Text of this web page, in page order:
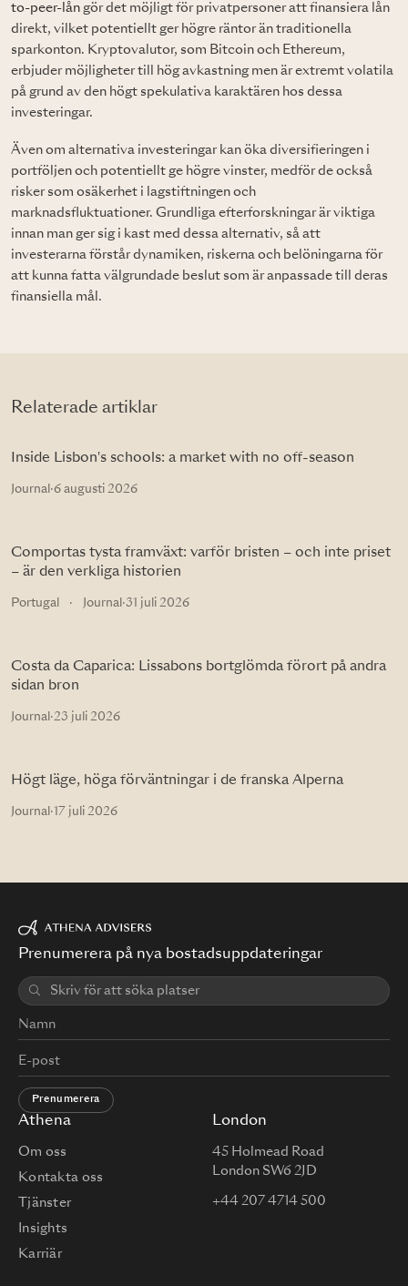
to-peer-lån gör det möjligt för privatpersoner att finansiera lån
direkt, vilket potentiellt ger högre räntor än traditionella
sparkonton. Kryptovalutor, som Bitcoin och Ethereum,
erbjuder möjligheter till hög avkastning men är extremt volatila
på grund av den högt spekulativa karaktären hos dessa
investeringar.
Även om alternativa investeringar kan öka diversifieringen i
portföljen och potentiellt ge högre vinster, medför de också
risker som osäkerhet i lagstiftningen och
marknadsfluktuationer. Grundliga efterforskningar är viktiga
innan man ger sig i kast med dessa alternativ, så att
investerarna förstår dynamiken, riskerna och belöningarna för
att kunna fatta välgrundade beslut som är anpassade till deras
finansiella mål.
Relaterade artiklar
Inside Lisbon's schools: a market with no off-season
Journal ·6 augusti 2026
Comportas tysta framväxt: varför bristen – och inte priset
– är den verkliga historien
Portugal · Journal ·31 juli 2026
Costa da Caparica: Lissabons bortglömda förort på andra
sidan bron
Journal ·23 juli 2026
Högt läge, höga förväntningar i de franska Alperna
Journal ·17 juli 2026
Athena
Om oss
Kontakta oss
Tjänster
Insights
Karriär
London
45 Holmead Road
London SW6 2JD
+44 207 4714 500
Prenumerera på nya bostadsuppdateringar
Prenumerera